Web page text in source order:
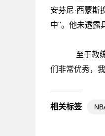
安芬尼·西蒙斯
中"。他未透露
至于教练
们非常优秀，
相关标签